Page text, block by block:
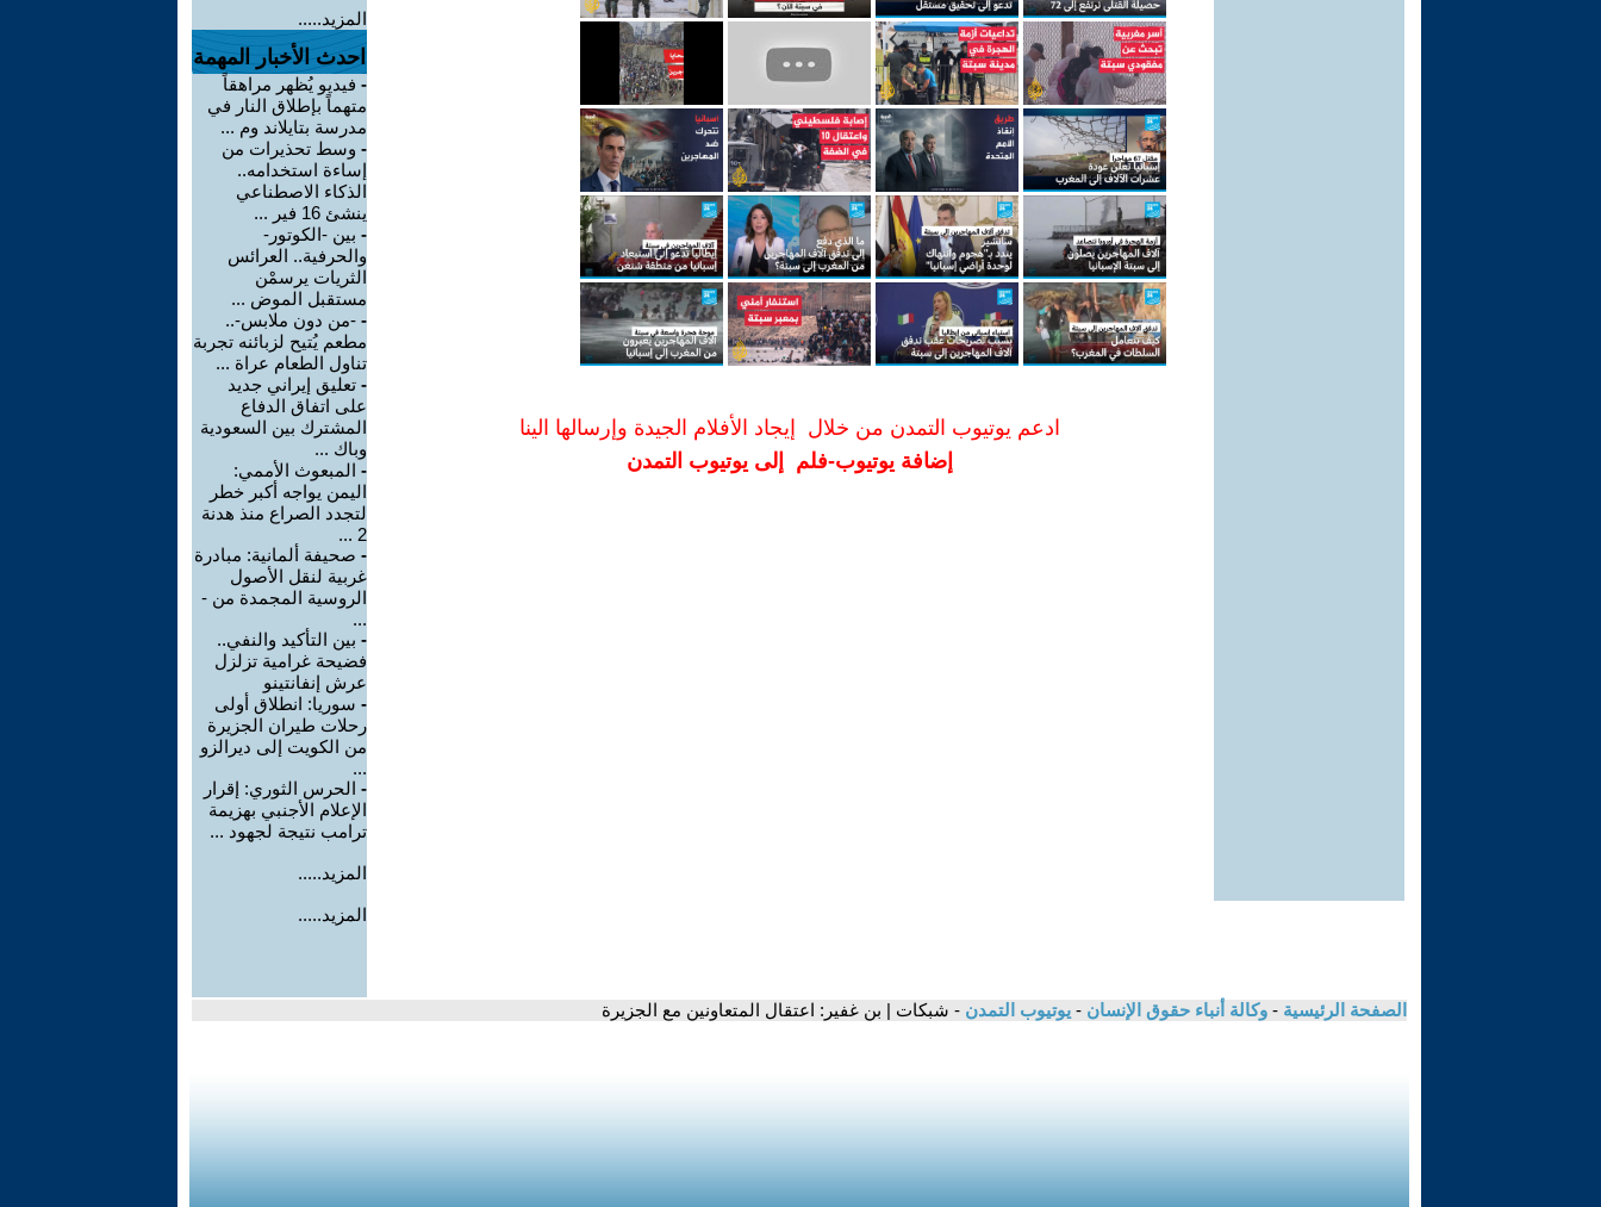
ادعم يوتيوب التمدن من خلال إيجاد الأفلام الجيدة وإرسالها الينا
إضافة يوتيوب-فلم إلى يوتيوب التمدن
المزيد.....
احدث الأخبار المهمة
- فيديو يُظهر مراهقاً
متهماً بإطلاق النار في
مدرسة بتايلاند وم ...
- وسط تحذيرات من
إساءة استخدامه..
الذكاء الاصطناعي
ينشئ 16 فير ...
- بين -الكوتور-
والحرفية.. العرائس
الثريات يرسمْن
مستقبل الموض ...
- -من دون ملابس-..
مطعم يُتيح لزبائنه تجربة
تناول الطعام عراة ...
- تعليق إيراني جديد
على اتفاق الدفاع
المشترك بين السعودية
وباك ...
- المبعوث الأممي:
اليمن يواجه أكبر خطر
لتجدد الصراع منذ هدنة
2 ...
- صحيفة ألمانية: مبادرة
غربية لنقل الأصول
الروسية المجمدة من -
...
- بين التأكيد والنفي..
فضيحة غرامية تزلزل
عرش إنفانتينو
- سوريا: انطلاق أولى
رحلات طيران الجزيرة
من الكويت إلى ديرالزو
...
- الحرس الثوري: إقرار
الإعلام الأجنبي بهزيمة
ترامب نتيجة لجهود ...
المزيد.....
المزيد.....
الصفحة الرئيسية - وكالة أنباء حقوق الإنسان - يوتيوب التمدن - شبكات | بن غفير: اعتقال المتعاونين مع الجزيرة